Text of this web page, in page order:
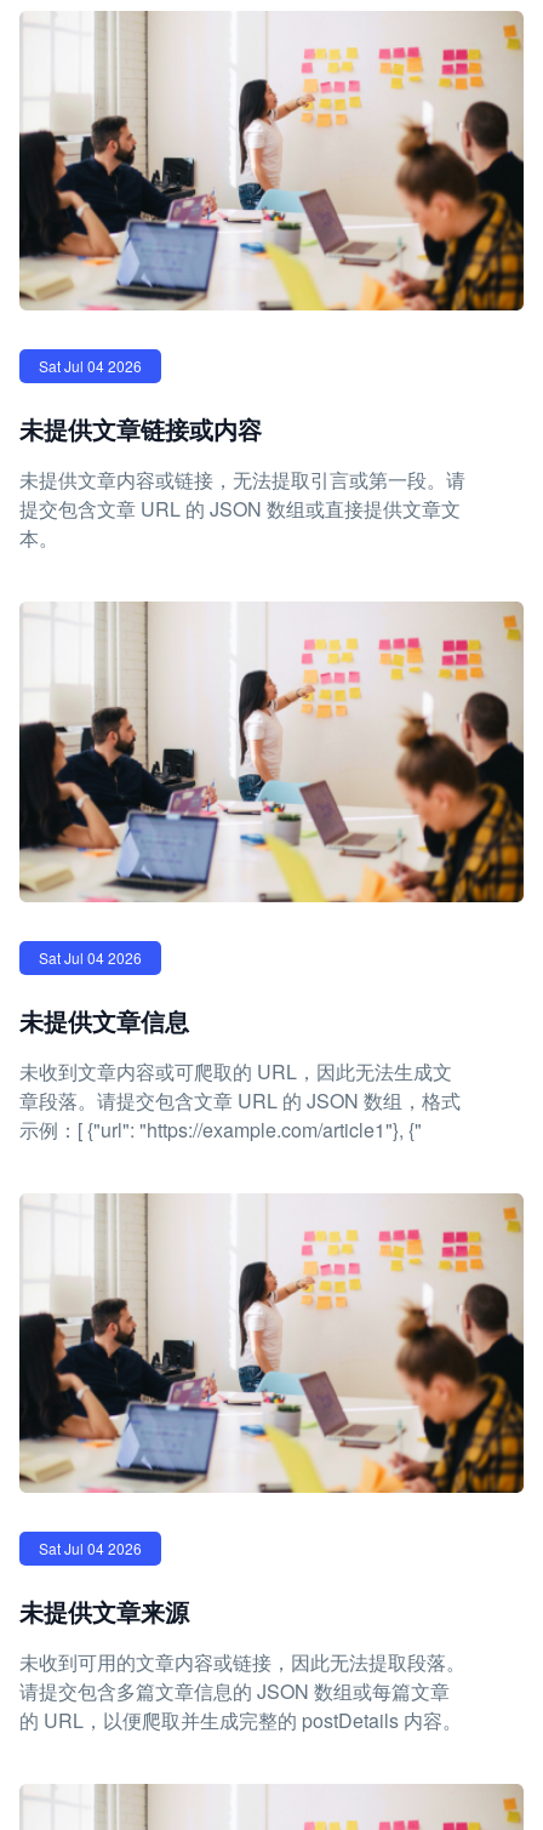
Sat Jul 04 2026
未提供文章链接或内容
未提供文章内容或链接，无法提取引言或第一段。请
提交包含文章 URL 的 JSON 数组或直接提供文章文
本。
Sat Jul 04 2026
未提供文章信息
未收到文章内容或可爬取的 URL，因此无法生成文
章段落。请提交包含文章 URL 的 JSON 数组，格式
示例：[ {"url": "https://example.com/article1"}, {"
Sat Jul 04 2026
未提供文章来源
未收到可用的文章内容或链接，因此无法提取段落。
请提交包含多篇文章信息的 JSON 数组或每篇文章
的 URL，以便爬取并生成完整的 postDetails 内容。